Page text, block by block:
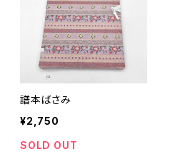
譜本ばさみ
¥2,750
SOLD OUT